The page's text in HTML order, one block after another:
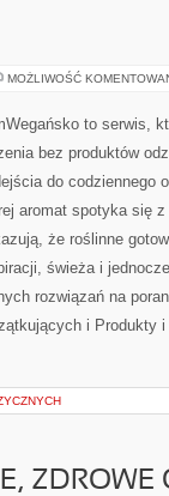
MOŻLIWOŚĆ
to serwis,
bez produktów
do codziennego
aromat spotyka się
że roślinne
świeża i
rozwiązań na
i Produkty
ZDROWE